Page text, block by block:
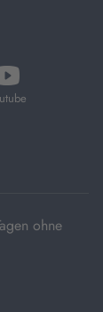
öffnet
in
ohne